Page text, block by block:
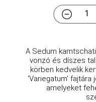
A Sedum
vonzó és díszes
körben kedvelik
'Variegatum' fajtára
amelyeket